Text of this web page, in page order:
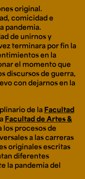
1297 del 30
jurídica:
Minjusticia.
10 años:
2025.
original.
comicidad e
pandemia.
de unirnos y
terminara por fin la
en la
el momento que
discursos de guerra,
con dejarnos en la
de la Facultad
Facultad de Artes &
procesos de
a las carreras
originales escritas
diferentes
la pandemia del